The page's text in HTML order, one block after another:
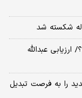
عبدالله
را به فرصت تبدیل